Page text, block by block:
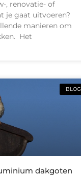
, renovatie- of
je gaat uitvoeren?
manieren om
Het
BLOG
dakgoten